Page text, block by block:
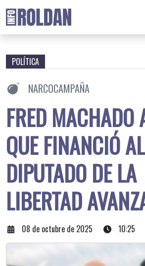
POLÍTICA
NARCOCAMPAÑA
FRED MACHADO
QUE FINANCIÓ AL
DIPUTADO DE LA
LIBERTAD
08 de octubre de 2025 10:25